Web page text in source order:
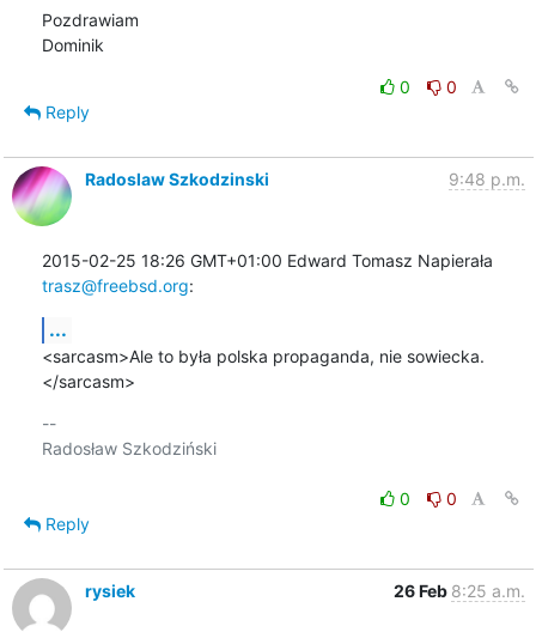
Pozdrawiam
Dominik
0
0
Reply
Radoslaw Szkodzinski 9:48 p.m.
trasz@freebsd.org:
...
<sarcasm>Ale to była polska propaganda, nie sowiecka.
</sarcasm>
--
Radosław Szkodziński
0
0
Reply
rysiek 26 Feb 8:25 a.m.